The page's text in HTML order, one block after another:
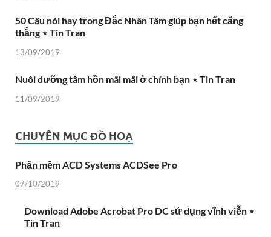
50 Câu nói hay trong Đắc Nhân Tâm giúp bạn hết căng
thẳng ⋆ Tin Tran
13/09/2019
Nuôi dưỡng tâm hồn mãi mãi ở chính bạn ⋆ Tin Tran
11/09/2019
CHUYÊN MỤC ĐỒ HOẠ
Phần mềm ACD Systems ACDSee Pro
07/10/2019
Download Adobe Acrobat Pro DC sử dụng vĩnh viễn ⋆
Tin Tran